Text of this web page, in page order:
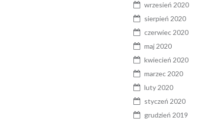
wrzesień 2020
sierpień 2020
czerwiec 2020
maj 2020
kwiecień 2020
marzec 2020
luty 2020
styczeń 2020
grudzień 2019